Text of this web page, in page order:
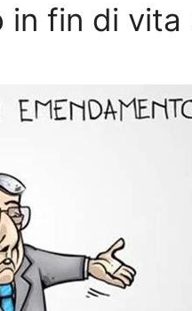
in fin di vita